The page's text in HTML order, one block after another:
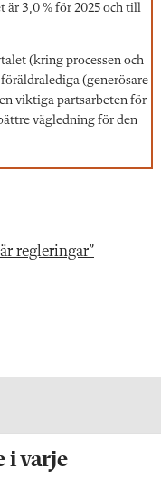
3,0 % för 2025 och till
(kring processen och
(generösare
viktiga partsarbeten för
vägledning för den
regleringar”
i varje